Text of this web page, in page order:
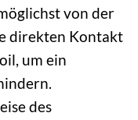
von der
direkten Kontakt
um ein
des